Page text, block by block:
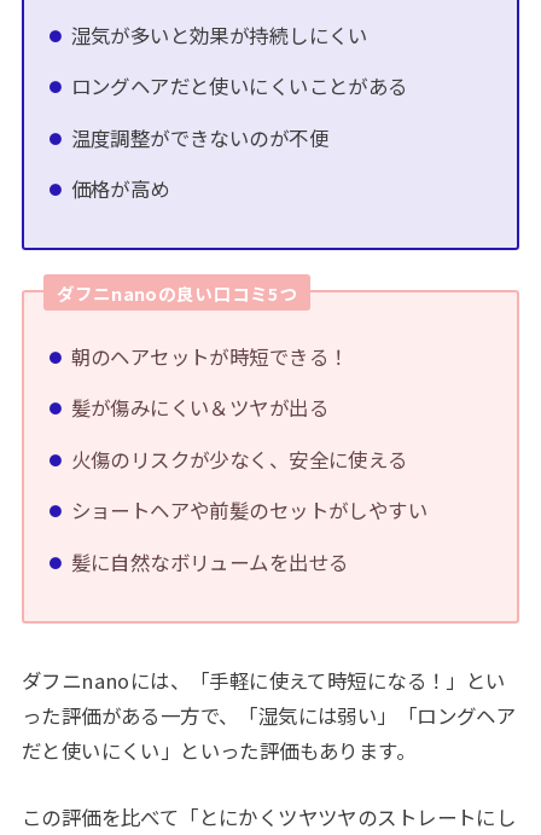
湿気が多いと効果が持続しにくい
ロングヘアだと使いにくいことがある
温度調整ができないのが不便
価格が高め
ダフニnanoの良い口コミ5つ
朝のヘアセットが時短できる！
髪が傷みにくい＆ツヤが出る
火傷のリスクが少なく、安全に使える
ショートヘアや前髪のセットがしやすい
髪に自然なボリュームを出せる
ダフニnanoには、「手軽に使えて時短になる！」とい
った評価がある一方で、「湿気には弱い」「ロングヘア
だと使いにくい」といった評価もあります。
この評価を比べて「とにかくツヤツヤのストレートにし